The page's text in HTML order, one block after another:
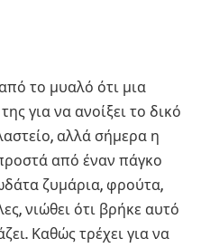
το μυαλό ότι μια
για να ανοίξει το δικό
αλλά σήμερα η
από έναν πάγκο
ζυμάρια, φρούτα,
νιώθει ότι βρήκε αυτό
Καθώς τρέχει για να